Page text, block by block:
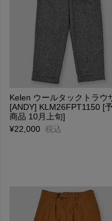
Kelen ウールタックトラウ
[ANDY] KLM26FPT1150 [
商品 10月上旬]
¥22,000 税込